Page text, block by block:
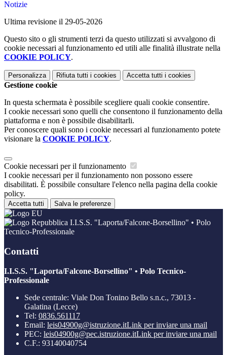
Notizie
Ultima revisione il 29-05-2026
Questo sito o gli strumenti terzi da questo utilizzati si avvalgono di
cookie necessari al funzionamento ed utili alle finalità illustrate nella
COOKIE POLICY.
Personalizza Rifiuta tutti i cookies Accetta tutti i cookies
Gestione cookie
In questa schermata è possibile scegliere quali cookie consentire.
I cookie necessari sono quelli che consentono il funzionamento della
piattaforma e non è possibile disabilitarli.
Per conoscere quali sono i cookie necessari al funzionamento potete
visionare la COOKIE POLICY.
Cookie necessari per il funzionamento
I cookie necessari per il funzionamento non possono essere
disabilitati. È possibile consultare l'elenco nella pagina della cookie
policy.
Accetta tutti Salva le preferenze
I.I.S.S. "Laporta/Falcone-Borsellino" • Polo
Tecnico-Professionale
Contatti
I.I.S.S. "Laporta/Falcone-Borsellino" • Polo Tecnico-
Professionale
Sede centrale: Viale Don Tonino Bello s.n.c., 73013 -
Galatina (Lecce)
Tel: 0836.561117
Email: leis04900g@istruzione.itLink per inviare una mail
PEC: leis04900g@pec.istruzione.itLink per inviare una mail
C.F.: 93140040754